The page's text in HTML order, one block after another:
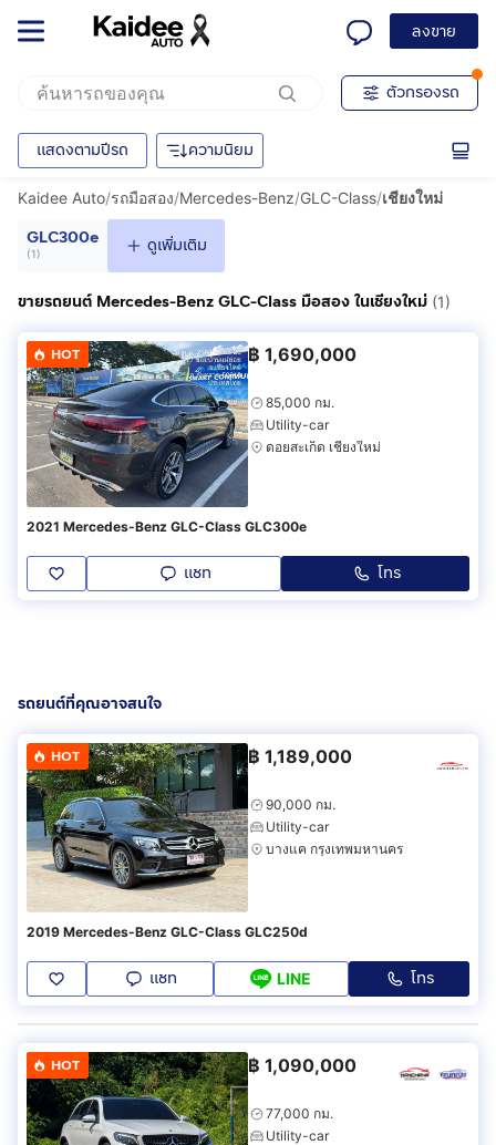
ลงขาย
ตัวกรองรถ
แสดงตามปีรถ ความนิยม
Kaidee Auto/รถมือสอง/Mercedes-Benz/GLC-Class/เชียงใหม่
GLC300e
(1) ดูเพิ่มเติม
ขายรถยนต์ Mercedes-Benz GLC-Class มือสอง ในเชียงใหม่ (1)
HOT ฿ 1,690,000
85,000 กม.
Utility-car
ดอยสะเก็ด เชียงใหม่
2021 Mercedes-Benz GLC-Class GLC300e
แชท โทร
รถยนต์ที่คุณอาจสนใจ
HOT ฿ 1,189,000
90,000 กม.
Utility-car
บางแค กรุงเทพมหานคร
2019 Mercedes-Benz GLC-Class GLC250d
แชท LINE โทร
HOT ฿ 1,090,000
77,000 กม.
Utility-car